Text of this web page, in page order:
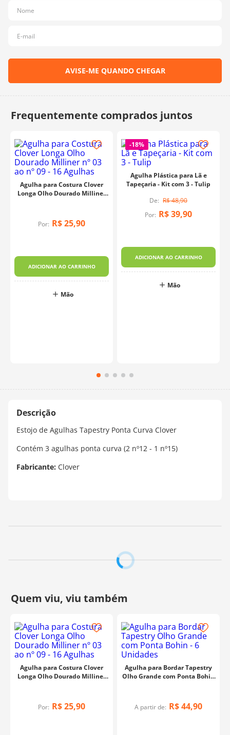
Agulha para Costura Clover
Longa Olho Dourado Milliner
Por: R$25,90
ADICIONAR AO CARRINHO
Mão
-18%
Agulha Plástica para Lã e
Tapeçaria - Kit com 3 - Tulip
R$48,90
Por: R$39,90
ADICIONAR AO CARRINHO
Mão
Estojo de Agulhas Tapestry Ponta Curva Clover
Contém 3 agulhas ponta curva (2 nº12 - 1 nº15)
Fabricante: Clover
Agulha para Costura Clover
Longa Olho Dourado Milliner
Por: R$25,90
Agulha para Bordar Tapestry
Olho Grande com Ponta Bohin
A partir de: R$44,90
10º